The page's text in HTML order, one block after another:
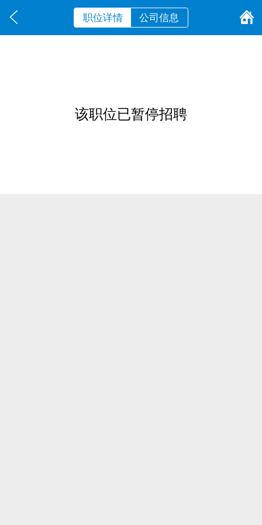
职位详情 公司信息
该职位已暂停招聘